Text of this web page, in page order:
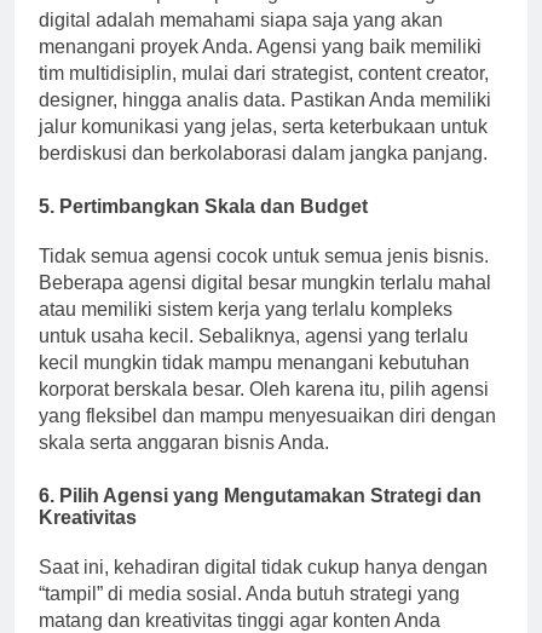
digital adalah memahami siapa saja yang akan
menangani proyek Anda. Agensi yang baik memiliki
tim multidisiplin, mulai dari strategist, content creator,
designer, hingga analis data. Pastikan Anda memiliki
jalur komunikasi yang jelas, serta keterbukaan untuk
berdiskusi dan berkolaborasi dalam jangka panjang.
5. Pertimbangkan Skala dan Budget
Tidak semua agensi cocok untuk semua jenis bisnis.
Beberapa agensi digital besar mungkin terlalu mahal
atau memiliki sistem kerja yang terlalu kompleks
untuk usaha kecil. Sebaliknya, agensi yang terlalu
kecil mungkin tidak mampu menangani kebutuhan
korporat berskala besar. Oleh karena itu, pilih agensi
yang fleksibel dan mampu menyesuaikan diri dengan
skala serta anggaran bisnis Anda.
6. Pilih Agensi yang Mengutamakan Strategi dan
Kreativitas
Saat ini, kehadiran digital tidak cukup hanya dengan
“tampil” di media sosial. Anda butuh strategi yang
matang dan kreativitas tinggi agar konten Anda